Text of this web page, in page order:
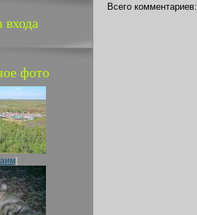
фото
]
Всего комментариев: